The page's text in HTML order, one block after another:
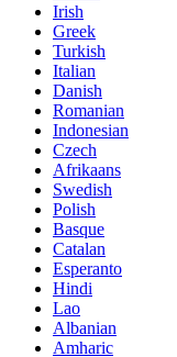
Irish
Greek
Turkish
Italian
Danish
Romanian
Indonesian
Czech
Afrikaans
Swedish
Polish
Basque
Catalan
Esperanto
Hindi
Lao
Albanian
Amharic